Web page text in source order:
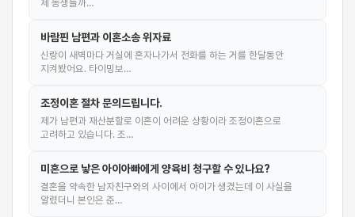
제 동생들까…
바람핀 남편과 이혼소송 위자료
신랑이 새벽마다 거실에 혼자나가서 전화를 하는 거를 한달동안
지켜봤어요. 타이밍보…
조정이혼 절차 문의드립니다.
제가 남편과 재산분할로 이혼이 어려운 상황이라 조정이혼으로
고려하고 있습니다. 조…
미혼으로 낳은 아이아빠에게 양육비 청구할 수 있나요?
결혼을 약속한 남자친구와의 사이에서 아이가 생겼는데 이 사실을
알렸더니 본인은 준…